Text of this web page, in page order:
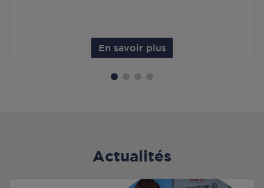
En savoir plus
Actualités